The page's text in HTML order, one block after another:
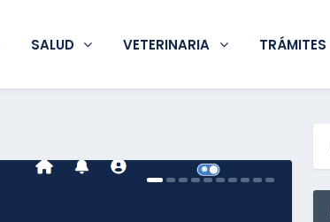
SALUD VETERINARIA TRÁMITES